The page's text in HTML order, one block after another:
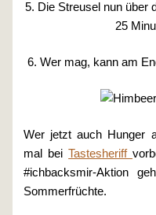
5. Die Streusel nun über
25
6. Wer mag, kann am
Wer jetzt auch Hunger
mal beiTastesheriff
#ichbacksmir-Aktion
Sommerfrüchte.